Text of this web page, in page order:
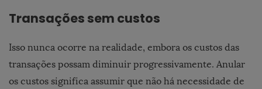
Transações sem custos
Isso nunca ocorre na realidade, embora os custos das
transações possam diminuir progressivamente. Anular
os custos significa assumir que não há necessidade de